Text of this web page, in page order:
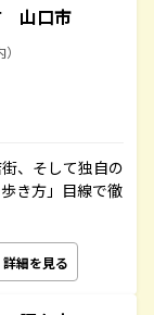
山口市
、そして独自の
き方」目線で徹
詳細を見る